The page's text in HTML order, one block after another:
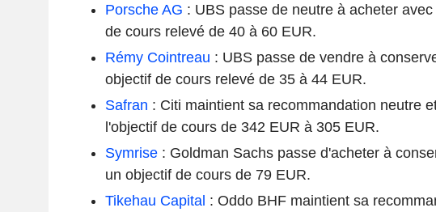
Porsche AG : UBS passe de neutre à acheter
de cours relevé de 40 à 60 EUR.
Rémy Cointreau : UBS passe de vendre à
objectif de cours relevé de 35 à 44 EUR.
Safran : Citi maintient sa recommandation neutre
l'objectif de cours de 342 EUR à 305 EUR.
Symrise: Goldman Sachs passe d'acheter à
un objectif de cours de 79 EUR.
Tikehau Capital : Oddo BHF maintient sa